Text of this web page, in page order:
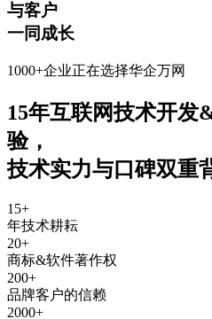
与客户
一同成长
1000+企业正在选择华企万网
15年互联网技术开发
验，
技术实力与口碑双重
15+
年技术耕耘
20+
商标&软件著作权
200+
品牌客户的信赖
2000+